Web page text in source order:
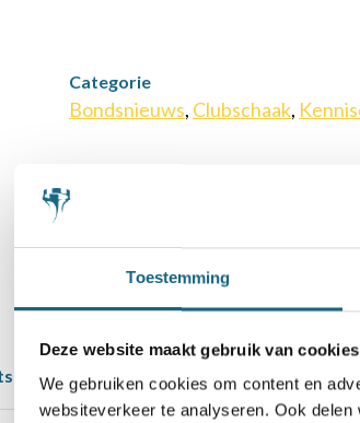
Toestemming
Deze website maakt gebruik van cookies
We gebruiken cookies om content en
websiteverkeer te analyseren. Ook
Categorie
Bondsnieuws, Clubschaak,
Deel dit stuk
voor u